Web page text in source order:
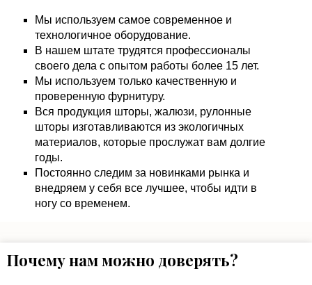
Мы используем самое современное и
технологичное оборудование.
В нашем штате трудятся профессионалы
своего дела с опытом работы более 15 лет.
Мы используем только качественную и
проверенную фурнитуру.
Вся продукция шторы, жалюзи, рулонные
шторы изготавливаются из экологичных
материалов, которые прослужат вам долгие
годы.
Постоянно следим за новинками рынка и
внедряем у себя все лучшее, чтобы идти в
ногу со временем.
Почему нам можно доверять?